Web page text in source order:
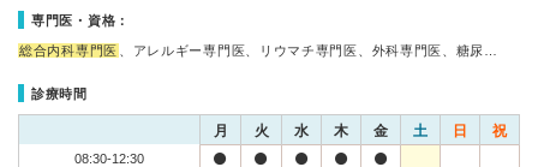
専門医・資格：
総合内科専門医 、アレルギー専門医、リウマチ専門医、外科専門医、糖尿…
診療時間
月 火 水 木 金 土 日 祝
08:30-12:30